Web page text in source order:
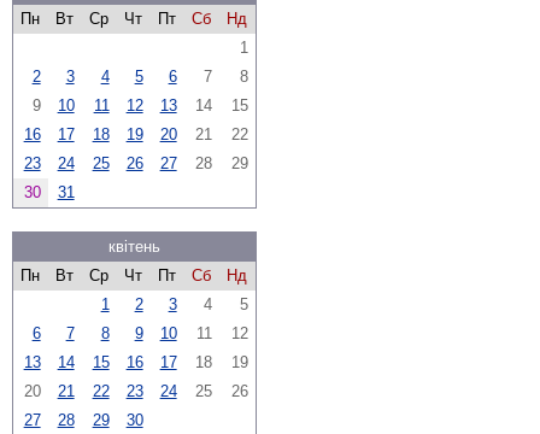
Пн
Вт Ср Чт Пт Сб
Нд
1
2
3 4 5 6 7
8
9
10 11 12 13 14
15
16
17 18 19 20 21
22
23
24 25 26 27 28
29
30
31
квітень
Пн
Вт Ср Чт Пт Сб
Нд
1
2 3 4
5
6
7 8 9 10 11
12
13
14 15 16 17 18
19
20
21 22 23 24 25
26
27
28 29 30